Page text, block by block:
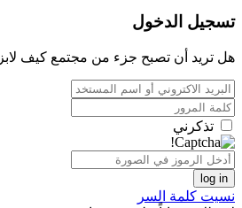
تسجيل الدخول
هل تريد أن تصبح جزء من مجتمع كيف لابز
تذكرني
log in
نسيت كلمة السر